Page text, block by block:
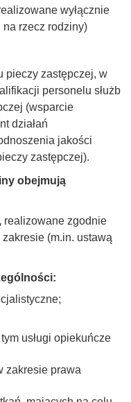
wyłącznie
na rzecz rodziny)
pieczy zastępczej, w
personelu służb
(wsparcie
działań
jakości
zastępczej).
obejmują
realizowane zgodnie
(m.in. ustawą
usługi opiekuńcze
zakresie prawa